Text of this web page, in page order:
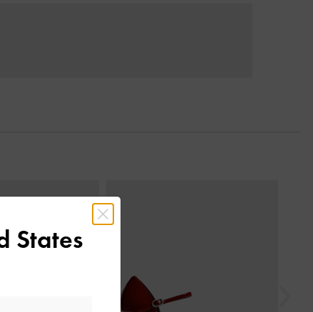
States